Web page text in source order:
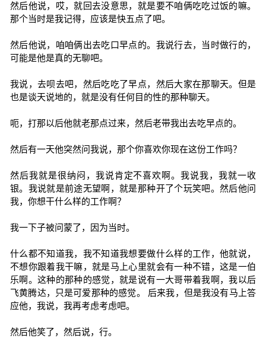
然后他说，哎，就回去没意思，就是要不咱俩吃吃过饭的嘛。
那个当时是我记得，应该是快五点了吧。
然后他说，咱咱俩出去吃口早点的。我说行去，当时做行的，
可能是他是真的无聊吧。
我说，去呗去吧，然后吃吃了早点，然后大家在那聊天。但是
也是谈天说地的，就是没有任何目的性的那种聊天。
呃，打那以后他就老那点过来，然后老带我出去吃早点的。
然后有一天他突然问我说，那个你喜欢你现在这份工作吗？
然后我就是很纳闷，我说肯定不喜欢啊。我说我，我就一收
银。我说就是前途无望啊，就是那种开了个玩笑吧。然后他问
我，你想干什么样的工作啊？
我一下子被问蒙了，因为当时。
什么都不知道我，我不知道我想要做什么样的工作，他就说，
不想你跟着我干嘛，就是马上心里就会有一种不错，这是一伯
乐啊。这种的那种的感觉，就是说有一大哥带着我啊，我以后
飞黄腾达，只是可爱那种的感觉。 后来我，但是我没有马上答
应他，我说，我再考虑考虑吧。
然后他笑了，然后说，行。